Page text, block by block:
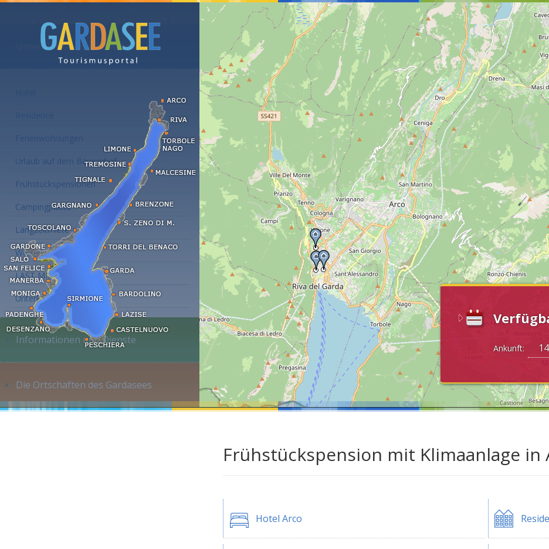
Ankunft:
Unterkünfte am Gardasee
Ferienwohnungen
Urlaub auf dem Bauernhof
Frühstückspensionen
Campingplätze
Langzeitmiete
Wellness Hotel
LAST MINUTE
Unterkunft suchen...
Informationen und Dienste
Die Ortschaften des Gardasees
Frühstückspension mit Klimaanlage in
Hotel Arco